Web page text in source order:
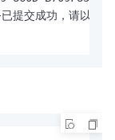
已提交成功，请以